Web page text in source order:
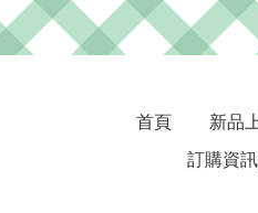
首頁 新品
訂購資